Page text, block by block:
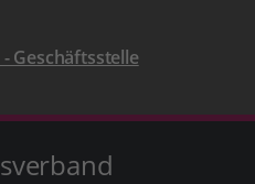
Geschäftsstelle